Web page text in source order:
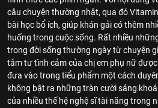
câu chuyện thường nhật, qua đó
bài học bổ ích, giúp khán gải có thêm
huống trong cuộc sống. Rất nhiều
trong đời sống thường ngày từ chuyện
tâm tư tình cảm của chị em phụ nữ
đưa vào trong tiểu phẩm một cách
không bật ra những tràn cười sảng
của nhiều thế hệ nghệ sĩ tài năng trong